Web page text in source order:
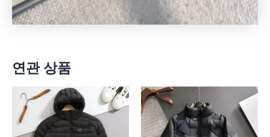
연관 상품